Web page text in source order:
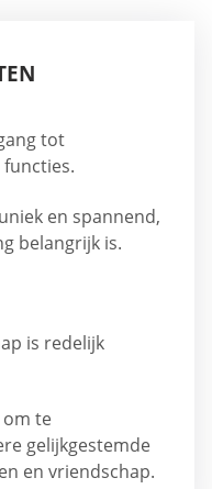
tot
en spannend,
belangrijk is.
is redelijk
om te
gelijkgestemde
en vriendschap.